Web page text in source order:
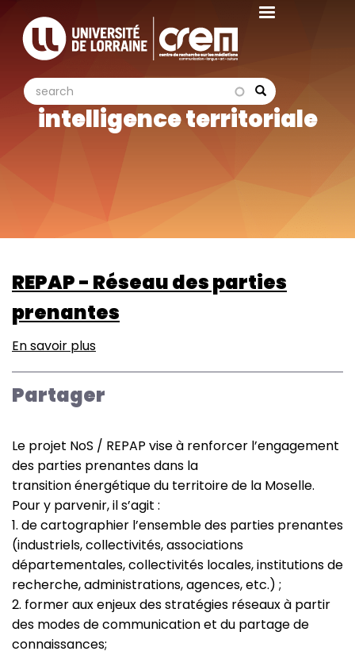
contenu
Search
search search
intelligence territoriale
REPAP - Réseau des parties
prenantes
En savoir plus
Réseau
parties
prenantes
Partager
Le projet NoS / REPAP vise à renforcer l’engagement
des parties prenantes dans la
transition énergétique du territoire de la Moselle.
Pour y parvenir, il s’agit :
1. de cartographier l’ensemble des parties prenantes
(industriels, collectivités, associations
départementales, collectivités locales, institutions de
recherche, administrations, agences, etc.) ;
2. former aux enjeux des stratégies réseaux à partir
des modes de communication et du partage de
connaissances;